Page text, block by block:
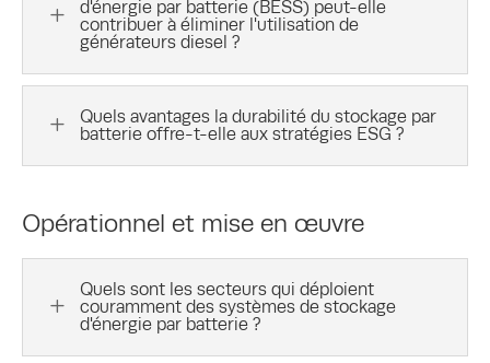
L
d'énergie par batterie (BESS) peut-elle
contribuer à éliminer l'utilisation de
générateurs diesel ?
L
Quels avantages la durabilité du stockage par
batterie offre-t-elle aux stratégies ESG ?
Opérationnel et mise en œuvre
L
Quels sont les secteurs qui déploient
couramment des systèmes de stockage
d'énergie par batterie ?